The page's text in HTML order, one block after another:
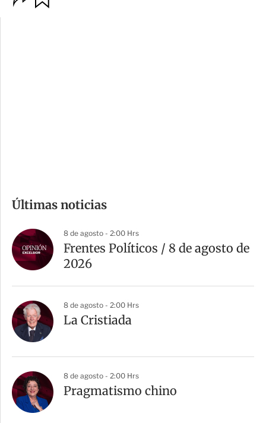
p
p
a
r
t
Últimas noticias
8 de agosto - 2:00 Hrs
Frentes Políticos / 8 de agosto de
2026
8 de agosto - 2:00 Hrs
La Cristiada
8 de agosto - 2:00 Hrs
Pragmatismo chino